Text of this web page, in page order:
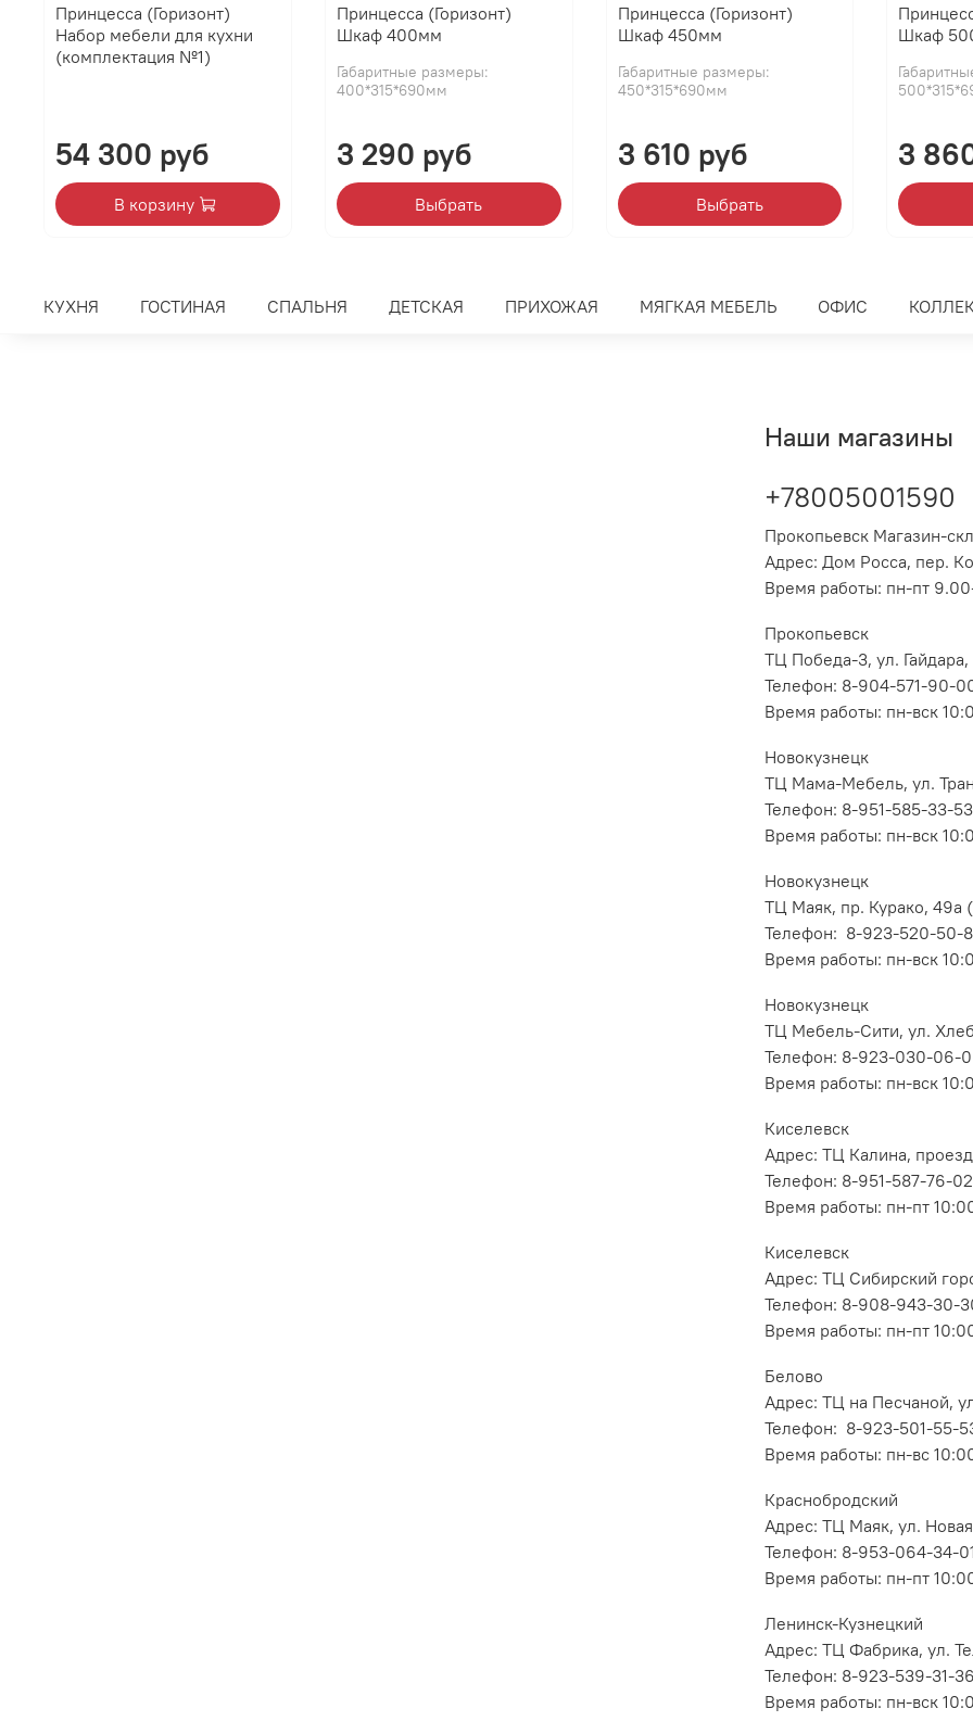
Принцесса (Горизонт)
Набор мебели для кухни
(комплектация №1)
54 300 руб
В корзину
Принцесса (Горизонт)
Шкаф 400мм
Габаритные размеры:
400*315*690мм
3 290 руб
Выбрать
Принцесса (Горизонт)
Шкаф 450мм
Габаритные размеры:
450*315*690мм
3 610 руб
Выбрать
Шкаф
3
КУХНЯ ГОСТИНАЯ СПАЛЬНЯ ДЕТСКАЯ ПРИХОЖАЯ МЯГКАЯ МЕБЕЛЬ ОФИС
Наши магазины
+78005001590
Прокопьевск Магазин-
Адрес: Дом Росса, пер.
Время работы: пн-пт
Прокопьевск
ТЦ Победа-3, ул. Гайдара,
Телефон: 8-904-571-90-
Время работы: пн-вск
Новокузнецк
ТЦ Мама-Мебель, ул.
Телефон: 8-951-585-33-53
Время работы: пн-вск
Новокузнецк
ТЦ Маяк, пр. Курако, 49а
Телефон: 8-923-520-50-
Время работы: пн-вск
Новокузнецк
ТЦ Мебель-Сити, ул.
Телефон: 8-923-030-06-
Время работы: пн-вск
Киселевск
Адрес: ТЦ Калина,
Телефон: 8-951-587-76-02
Время работы: пн-пт
Киселевск
Адрес: ТЦ Сибирский
Телефон: 8-908-943-30-
Время работы: пн-пт
Белово
Адрес: ТЦ на Песчаной,
Телефон: 8-923-501-55-
Время работы: пн-вс
Краснобродский
Адрес: ТЦ Маяк, ул.
Телефон: 8-953-064-34-
Время работы: пн-пт
Ленинск-Кузнецкий
Адрес: ТЦ Фабрика, ул.
Телефон: 8-923-539-31-
Время работы: пн-вск